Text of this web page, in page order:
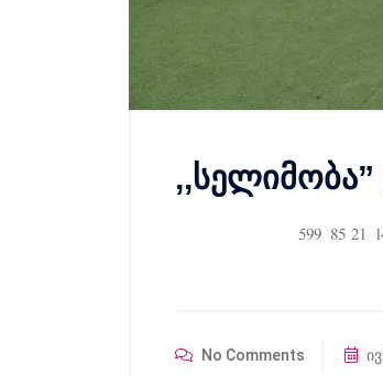
ëàïî úòíïîòûå 599 85
No Comments